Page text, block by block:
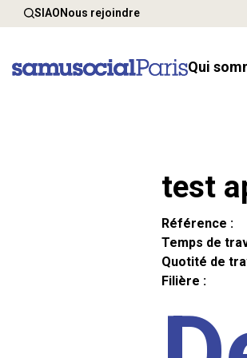
SIAONous rejoindre
Qui
test
Référence :
Temps de
Quotité de
Filière :